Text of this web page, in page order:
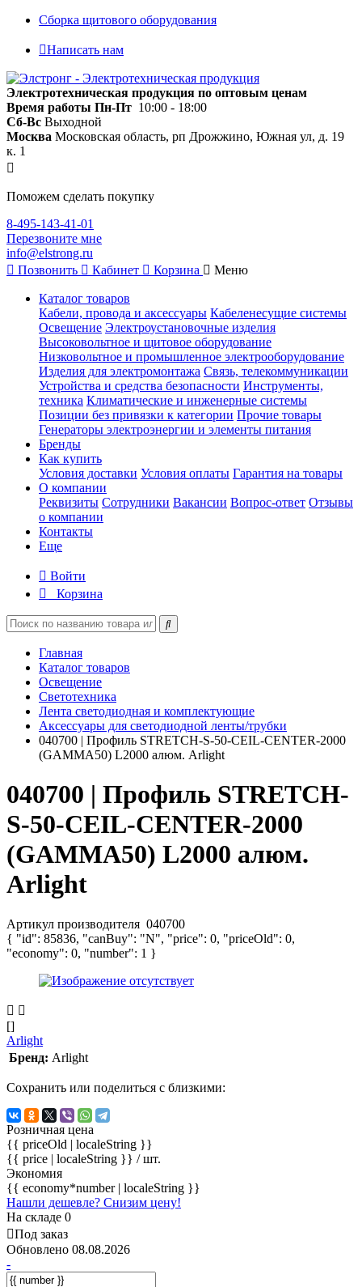
Сборка щитового оборудования
Написать нам
Электротехническая продукция по оптовым ценам
Время работы Пн-Пт 10:00 - 18:00
Сб-Вс Выходной
Москва Московская область, рп Дрожжино, Южная ул, д. 19
к. 1
Поможем сделать покупку
8-495-143-41-01
Перезвоните мне
info@elstrong.ru
Позвонить
Кабинет Корзина Меню
Каталог товаров
Кабели, провода и аксессуары Кабеленесущие системы
Освещение Электроустановочные изделия
Высоковольтное и щитовое оборудование
Низковольтное и промышленное электрооборудование
Изделия для электромонтажа Связь, телекоммуникации
Устройства и средства безопасности Инструменты,
техника Климатические и инженерные системы
Позиции без привязки к категории Прочие товары
Генераторы электроэнергии и элементы питания
Бренды
Как купить
Условия доставки Условия оплаты Гарантия на товары
О компании
Реквизиты Сотрудники Вакансии Вопрос-ответ Отзывы
о компании
Контакты
Еще
Войти
Корзина
Главная
Каталог товаров
Освещение
Светотехника
Лента светодиодная и комплектующие
Аксессуары для светодиодной ленты/трубки
040700 | Профиль STRETCH-S-50-CEIL-CENTER-2000
(GAMMA50) L2000 алюм. Arlight
040700 | Профиль STRETCH-
S-50-CEIL-CENTER-2000
(GAMMA50) L2000 алюм.
Arlight
Артикул производителя 040700
{ "id": 85836, "canBuy": "N", "price": 0, "priceOld": 0,
"economy": 0, "number": 1 }
[]
Arlight
Бренд: Arlight
Сохранить или поделиться с близкими:
Розничная цена
{{ priceOld | localeString }}
{{ price | localeString }} / шт.
Экономия
{{ economy*number | localeString }}
Нашли дешевле? Снизим цену!
На складе 0
Под заказ
Обновлено 08.08.2026
-